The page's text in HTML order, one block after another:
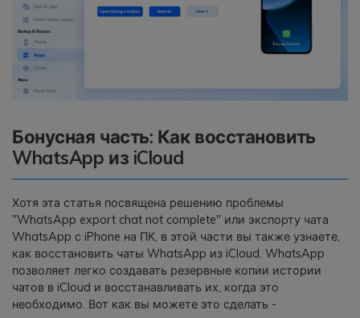
Бонусная часть: Как восстановить
WhatsApp из iCloud
Хотя эта статья посвящена решению проблемы
"WhatsApp export chat not complete" или экспорту чата
WhatsApp с iPhone на ПК, в этой части вы также узнаете,
как восстановить чаты WhatsApp из iCloud. WhatsApp
позволяет легко создавать резервные копии истории
чатов в iCloud и восстанавливать их, когда это
необходимо. Вот как вы можете это сделать -